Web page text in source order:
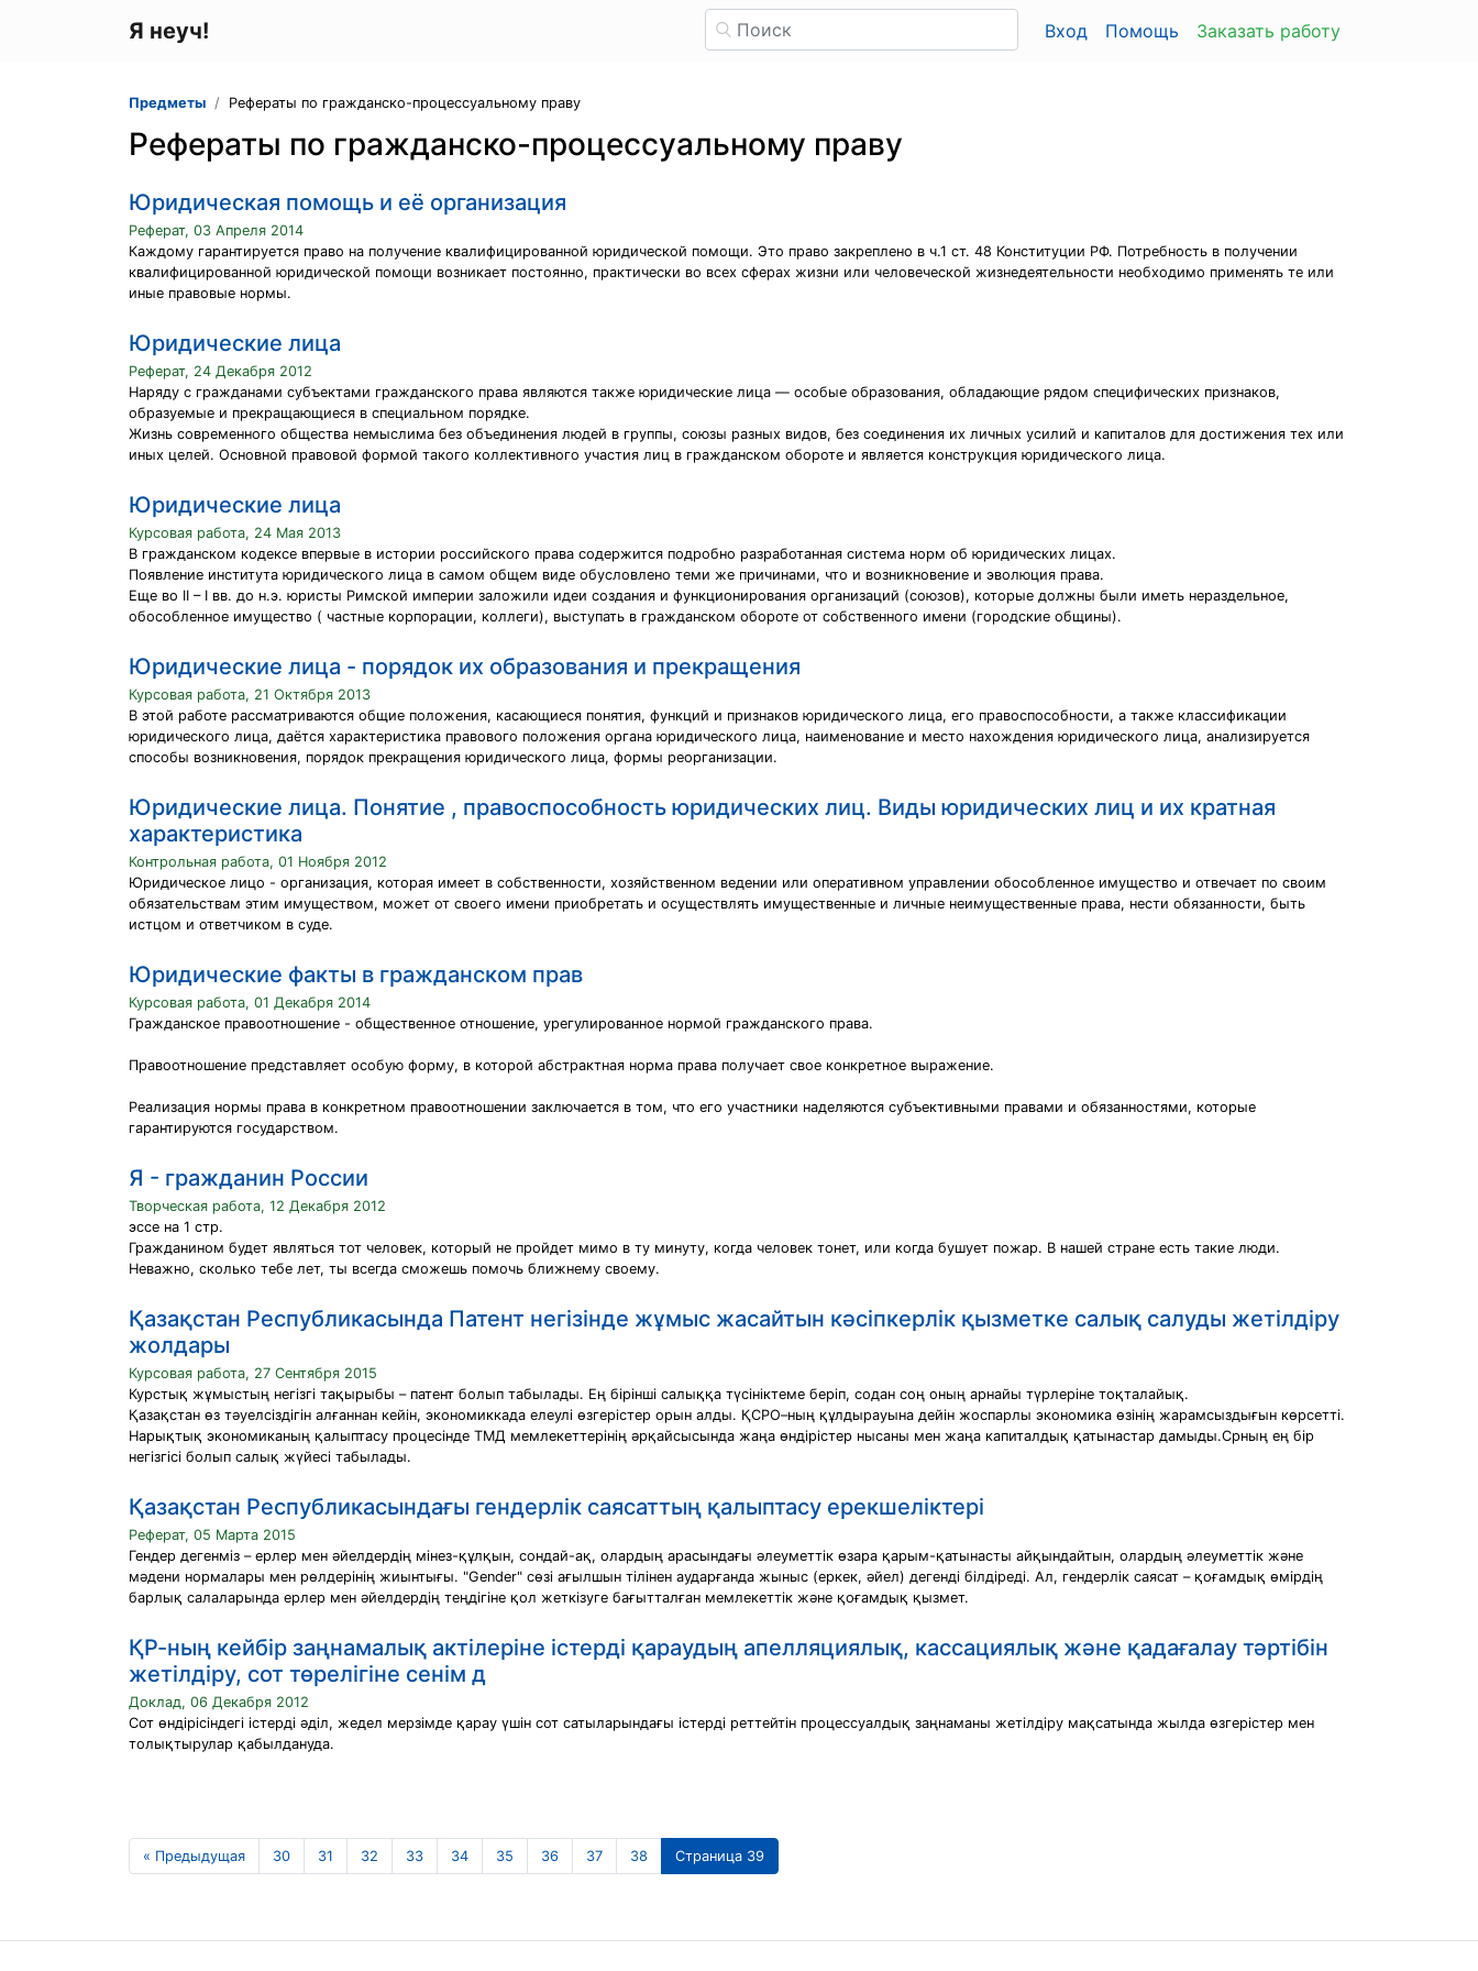
Я неуч! Вход Помощь Заказать работу
Предметы Рефераты по гражданско-процессуальному праву
Рефераты по гражданско-процессуальному праву
Юридическая помощь и её организация
Реферат, 03 Апреля 2014
Каждому гарантируется право на получение квалифицированной юридической помощи. Это право закреплено в ч.1 ст. 48 Конституции РФ. Потребность в получении
квалифицированной юридической помощи возникает постоянно, практически во всех сферах жизни или человеческой жизнедеятельности необходимо применять те или
иные правовые нормы.
Юридические лица
Реферат, 24 Декабря 2012
Наряду с гражданами субъектами гражданского права являются также юридические лица — особые образования, обладающие рядом специфических признаков,
образуемые и прекращающиеся в специальном порядке.
Жизнь современного общества немыслима без объединения людей в группы, союзы разных видов, без соединения их личных усилий и капиталов для достижения тех или
иных целей. Основной правовой формой такого коллективного участия лиц в гражданском обороте и является конструкция юридического лица.
Юридические лица
Курсовая работа, 24 Мая 2013
В гражданском кодексе впервые в истории российского права содержится подробно разработанная система норм об юридических лицах.
Появление института юридического лица в самом общем виде обусловлено теми же причинами, что и возникновение и эволюция права.
Еще во II – I вв. до н.э. юристы Римской империи заложили идеи создания и функционирования организаций (союзов), которые должны были иметь нераздельное,
обособленное имущество ( частные корпорации, коллеги), выступать в гражданском обороте от собственного имени (городские общины).
Юридические лица - порядок их образования и прекращения
Курсовая работа, 21 Октября 2013
В этой работе рассматриваются общие положения, касающиеся понятия, функций и признаков юридического лица, его правоспособности, а также классификации
юридического лица, даётся характеристика правового положения органа юридического лица, наименование и место нахождения юридического лица, анализируется
способы возникновения, порядок прекращения юридического лица, формы реорганизации.
Юридические лица. Понятие , правоспособность юридических лиц. Виды юридических лиц и их кратная
характеристика
Контрольная работа, 01 Ноября 2012
Юридическое лицо - организация, которая имеет в собственности, хозяйственном ведении или оперативном управлении обособленное имущество и отвечает по своим
обязательствам этим имуществом, может от своего имени приобретать и осуществлять имущественные и личные неимущественные права, нести обязанности, быть
истцом и ответчиком в суде.
Юридические факты в гражданском прав
Курсовая работа, 01 Декабря 2014
Гражданское правоотношение - общественное отношение, урегулированное нормой гражданского права.
Правоотношение представляет особую форму, в которой абстрактная норма права получает свое конкретное выражение.
Реализация нормы права в конкретном правоотношении заключается в том, что его участники наделяются субъективными правами и обязанностями, которые
гарантируются государством.
Я - гражданин России
Творческая работа, 12 Декабря 2012
эссе на 1 стр.
Гражданином будет являться тот человек, который не пройдет мимо в ту минуту, когда человек тонет, или когда бушует пожар. В нашей стране есть такие люди.
Неважно, сколько тебе лет, ты всегда сможешь помочь ближнему своему.
Қазақстан Республикасында Патент негізінде жұмыс жасайтын кәсіпкерлік қызметке салық салуды жетілдіру
жолдары
Курсовая работа, 27 Сентября 2015
Курстық жұмыстың негізгі тақырыбы – патент болып табылады. Ең бірінші салыққа түсініктеме беріп, содан соң оның арнайы түрлеріне тоқталайық.
Қазақстан өз тәуелсіздігін алғаннан кейін, экономиккада елеулі өзгерістер орын алды. ҚСРО–ның құлдырауына дейін жоспарлы экономика өзінің жарамсыздығын көрсетті.
Нарықтық экономиканың қалыптасу процесінде ТМД мемлекеттерінің әрқайсысында жаңа өндірістер нысаны мен жаңа капиталдық қатынастар дамыды.Срның ең бір
негізгісі болып салық жүйесі табылады.
Қазақстан Республикасындағы гендерлік саясаттың қалыптасу ерекшеліктері
Реферат, 05 Марта 2015
Гендер дегенміз – ерлер мен әйелдердiң мiнез-құлқын, сондай-ақ, олардың арасындағы әлеуметтiк өзара қарым-қатынасты айқындайтын, олардың әлеуметтiк және
мәдени нормалары мен рөлдерiнiң жиынтығы. "Gender" сөзi ағылшын тiлiнен аударғанда жыныс (еркек, әйел) дегендi бiлдiредi. Ал, гендерлiк саясат – қоғамдық өмiрдiң
барлық салаларында ерлер мен әйелдердiң теңдiгiне қол жеткiзуге бағытталған мемлекеттiк және қоғамдық қызмет.
ҚР-ның кейбір заңнамалық актілеріне істерді қараудың апелляциялық, кассациялық және қадағалау тәртібін
жетілдіру, сот төрелігіне сенім д
Доклад, 06 Декабря 2012
Сот өндірісіндегі істерді әділ, жедел мерзімде қарау үшін сот сатыларындағы істерді реттейтін процессуалдық заңнаманы жетілдіру мақсатында жылда өзгерістер мен
толықтырулар қабылдануда.
« Предыдущая 30 31 32 33 34 35 36 37 38 Страница 39